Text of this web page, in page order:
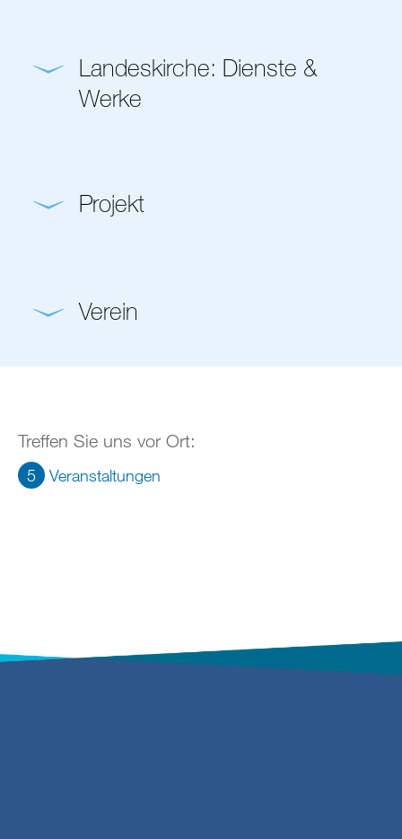
Landeskirche: Dienste &
Werke
Projekt
Verein
Treffen Sie uns vor Ort:
5 Veranstaltungen